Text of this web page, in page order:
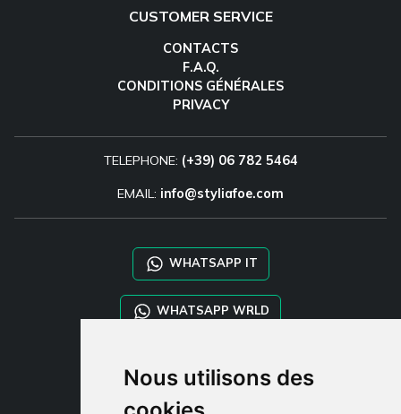
Nous utilisons des
CUSTOMER SERVICE
CONTACTS
F.A.Q.
CONDITIONS GÉNÉRALES
PRIVACY
TELEPHONE: (+39) 06 782 5464
EMAIL: info@styliafoe.com
WHATSAPP IT
WHATSAPP WRLD
STYLIA SERVICES
SHOP B2B